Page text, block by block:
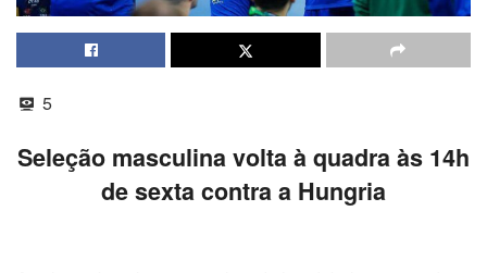
5
Seleção masculina volta à quadra às 14h
de sexta contra a Hungria